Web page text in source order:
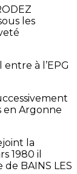
les
à l’EPG
en Argonne
la
1980 il
BAINS LES